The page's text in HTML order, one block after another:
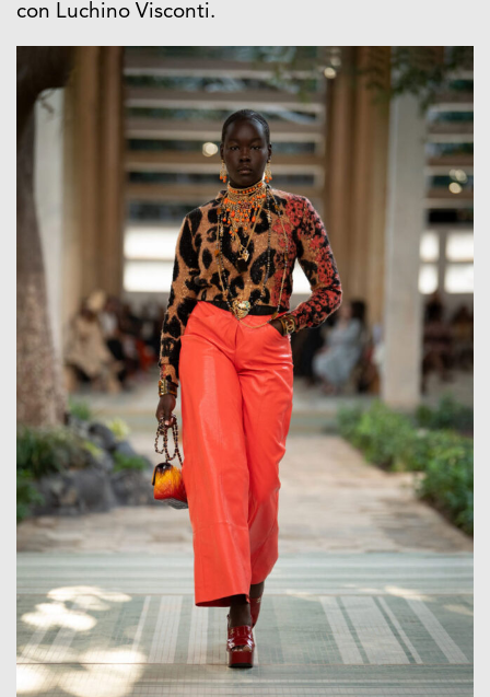
con Luchino Visconti.